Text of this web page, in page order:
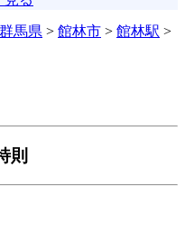
群馬県 > 館林市 > 館林駅 >
則